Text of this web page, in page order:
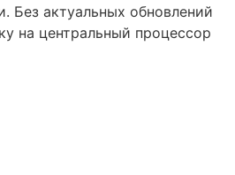
Без актуальных обновлений
на центральный процессор